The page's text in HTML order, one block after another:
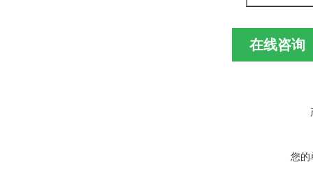
在线咨询
您的